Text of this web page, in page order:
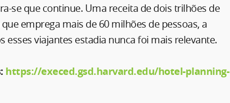
se que continue. Uma receita de dois trilhões de
emprega mais de 60 milhões de pessoas, a
esses viajantes estadia nunca foi mais relevante.
https://execed.gsd.harvard.edu/hotel-planning-